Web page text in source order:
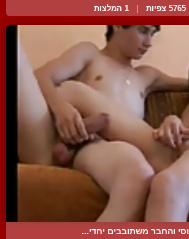
5765 צפיות | 1 המלצות
והחבר משתובבים יחדי...